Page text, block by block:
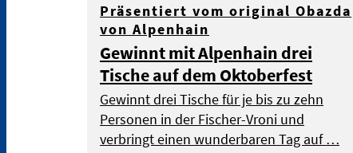
Präsentiert vom original Obazda
von Alpenhain
Gewinnt mit Alpenhain drei
Tische auf dem Oktoberfest
Gewinnt drei Tische für je bis zu zehn
Personen in der Fischer-Vroni und
verbringt einen wunderbaren Tag auf …